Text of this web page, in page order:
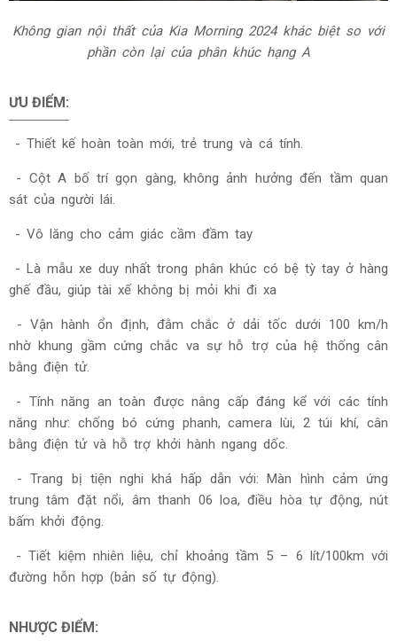
Không gian nội thất của Kia Morning 2024 khác biệt so với
phần còn lại của phân khúc hạng A
ƯU ĐIỂM:
- Thiết kế hoàn toàn mới, trẻ trung và cá tính.
- Cột A bố trí gọn gàng, không ảnh hưởng đến tầm quan
sát của người lái.
- Vô lăng cho cảm giác cầm đầm tay
- Là mẫu xe duy nhất trong phân khúc có bệ tỳ tay ở hàng
ghế đầu, giúp tài xế không bị mỏi khi đi xa
- Vận hành ổn định, đằm chắc ở dải tốc dưới 100 km/h
nhờ khung gầm cứng chắc va sự hỗ trợ của hệ thống cân
bằng điện tử.
- Tính năng an toàn được nâng cấp đáng kể với các tính
năng như: chống bó cứng phanh, camera lùi, 2 túi khí, cân
bằng điện tử và hỗ trợ khởi hành ngang dốc.
- Trang bị tiện nghi khá hấp dẫn với: Màn hình cảm ứng
trung tâm đặt nổi, âm thanh 06 loa, điều hòa tự động, nút
bấm khởi động.
- Tiết kiệm nhiên liệu, chỉ khoảng tầm 5 – 6 lít/100km với
đường hỗn hợp (bản số tự động).
NHƯỢC ĐIỂM: